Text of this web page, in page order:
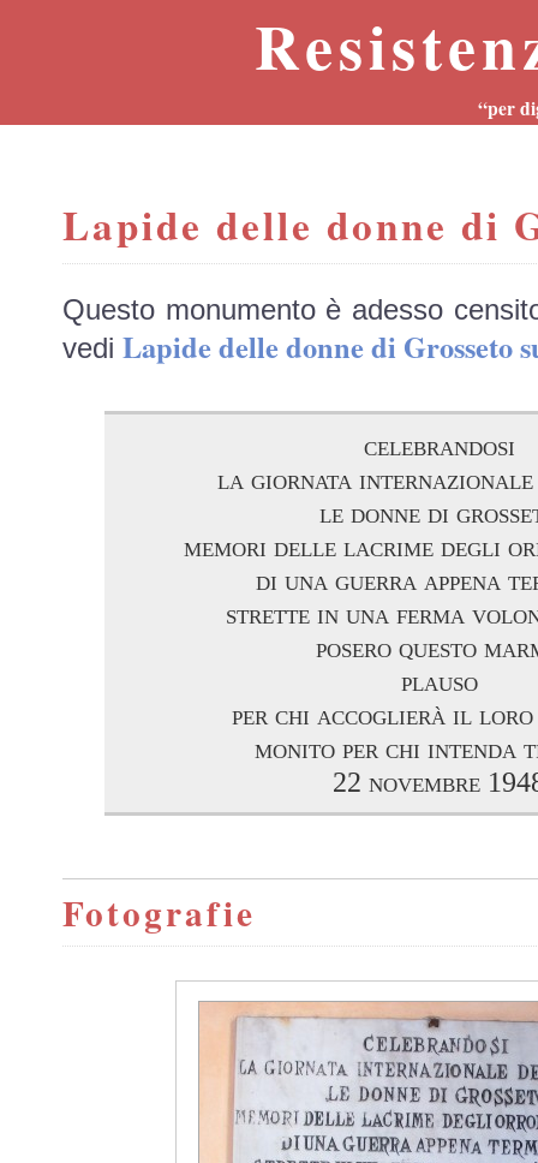
“per
Lapide delle donne di
Questo monumento è adesso
vedi Lapide delle donne di Grosseto
celebrandosi
la giornata internazionale
le donne di
memori delle lacrime degli
di una guerra appena
strette in una ferma
posero questo
plauso
per chi accoglierà il loro
monito per chi
22 novembre
Fotografie